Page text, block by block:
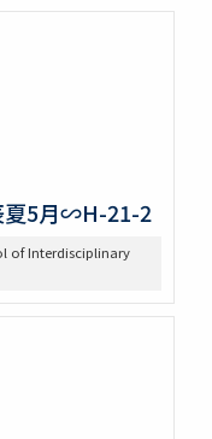
5月∽H-21-2
of Interdisciplinary